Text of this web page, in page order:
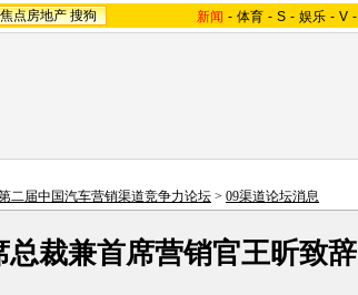
焦点房地产 搜狗 新闻 - 体育 - S - 娱乐 - V -
二届中国汽车营销渠道竞争力论坛 > 09渠道论坛消息
总裁兼首席营销官王昕致辞